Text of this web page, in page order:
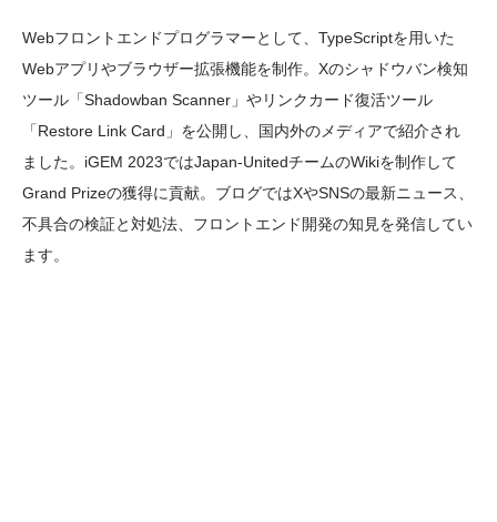
Webフロントエンドプログラマーとして、TypeScriptを用いた
Webアプリやブラウザー拡張機能を制作。Xのシャドウバン検知
ツール「Shadowban Scanner」やリンクカード復活ツール
「Restore Link Card」を公開し、国内外のメディアで紹介され
ました。iGEM 2023ではJapan-UnitedチームのWikiを制作して
Grand Prizeの獲得に貢献。ブログではXやSNSの最新ニュース、
不具合の検証と対処法、フロントエンド開発の知見を発信してい
ます。